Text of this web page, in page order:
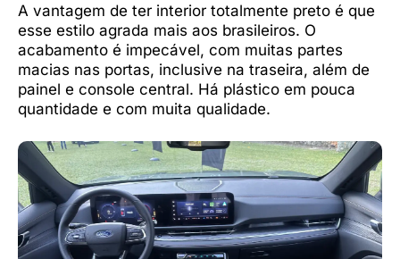
A vantagem de ter interior totalmente preto é que
esse estilo agrada mais aos brasileiros. O
acabamento é impecável, com muitas partes
macias nas portas, inclusive na traseira, além de
painel e console central. Há plástico em pouca
quantidade e com muita qualidade.